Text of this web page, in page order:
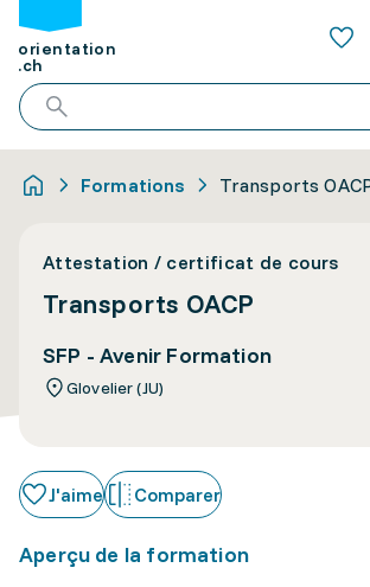
orientation
.ch
Formations Transports
Attestation / certificat de cours
Transports OACP
SFP - Avenir Formation
Glovelier (JU)
J'aime Comparer
Aperçu de la formation